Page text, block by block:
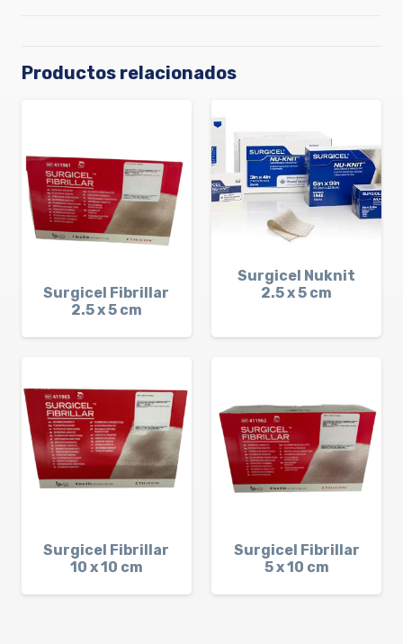
Productos relacionados
Surgicel Fibrillar
2.5 x 5 cm
Surgicel Nuknit
2.5 x 5 cm
Surgicel Fibrillar
10 x 10 cm
Surgicel Fibrillar
5 x 10 cm